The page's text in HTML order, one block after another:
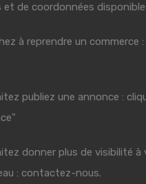
et de coordonnées
à reprendre un commerce
publiez une annonce :
donner plus de visibilité à
: contactez-nous.